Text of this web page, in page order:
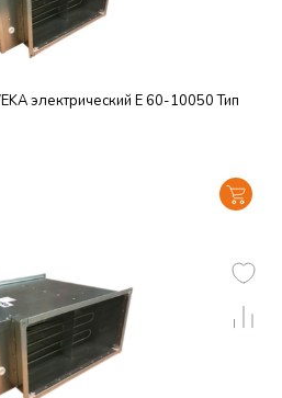
электрический E 60-10050 Тип